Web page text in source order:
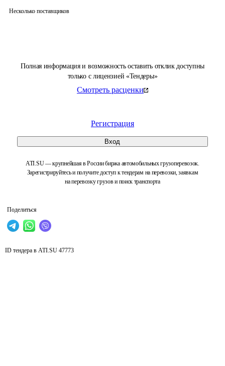
Полная информация и возможность оставить отклик доступны
только с лицензией «Тендеры»
Смотреть расценки
Регистрация
Вход
ATI.SU — крупнейшая в России биржа автомобильных грузоперевозок.
Зарегистрируйтесь и получите доступ к тендерам на перевозки, заявкам
на перевозку грузов и поиск транспорта
Поделиться
Несколько поставщиков
ID тендера в ATI.SU 47773